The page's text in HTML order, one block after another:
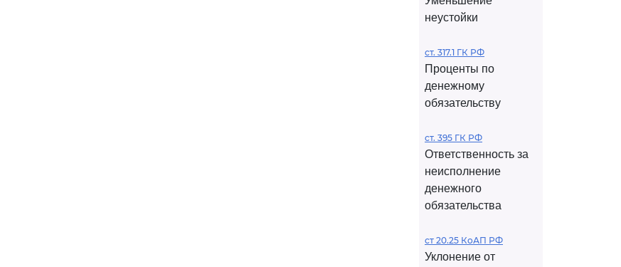
неустойки
ст. 317.1 ГК РФ
Проценты по
денежному
обязательству
ст. 395 ГК РФ
Ответственность за
неисполнение
денежного
обязательства
ст 20.25 КоАП РФ
Уклонение от